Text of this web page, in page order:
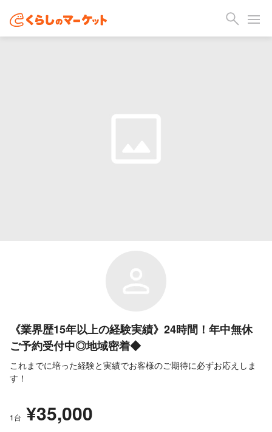
《業界歴15年以上の経験実績》24時間！年中無休
ご予約受付中◎地域密着◆
これまでに培った経験と実績でお客様のご期待に必ずお応えしま
す！
1台 ¥35,000